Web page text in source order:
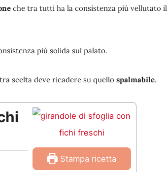
che tra tutti ha la consistenza più vellutato il
più solida sul palato.
scelta deve ricadere su quello spalmabile.
Stampa ricetta